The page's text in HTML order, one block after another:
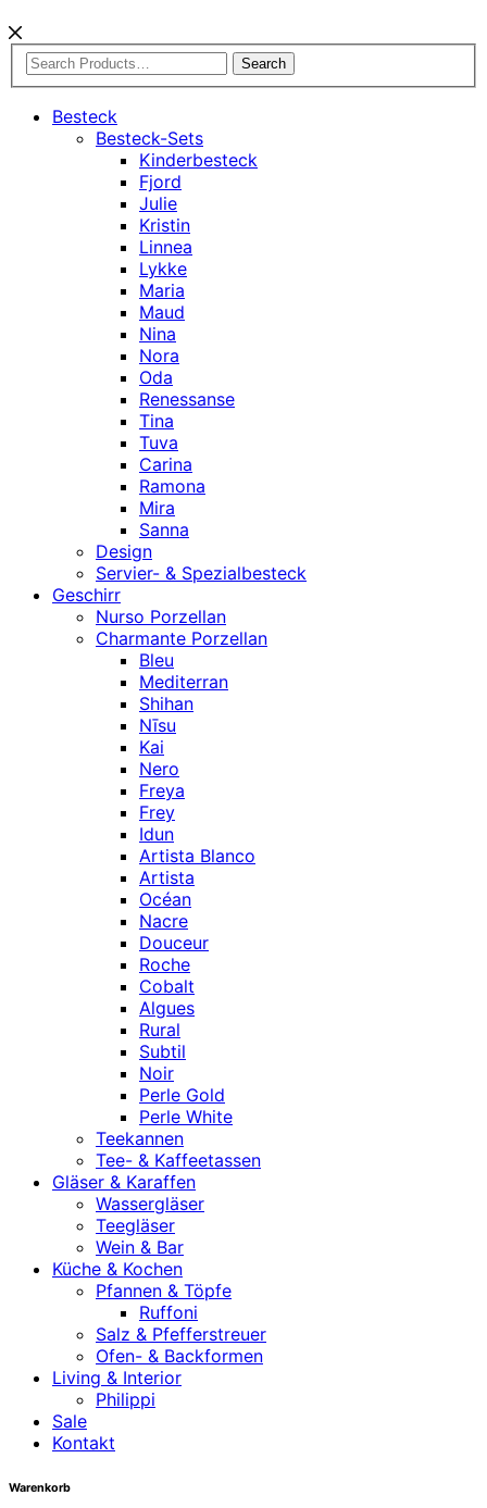
Search
Besteck
Besteck-Sets
Kinderbesteck
Fjord
Julie
Kristin
Linnea
Lykke
Maria
Maud
Nina
Nora
Oda
Renessanse
Tina
Tuva
Carina
Ramona
Mira
Sanna
Design
Servier- & Spezialbesteck
Geschirr
Nurso Porzellan
Charmante Porzellan
Bleu
Mediterran
Shihan
Nīsu
Kai
Nero
Freya
Frey
Idun
Artista Blanco
Artista
Océan
Nacre
Douceur
Roche
Cobalt
Algues
Rural
Subtil
Noir
Perle Gold
Perle White
Teekannen
Tee- & Kaffeetassen
Gläser & Karaffen
Wassergläser
Teegläser
Wein & Bar
Küche & Kochen
Pfannen & Töpfe
Ruffoni
Salz & Pfefferstreuer
Ofen- & Backformen
Living & Interior
Philippi
Sale
Kontakt
Warenkorb